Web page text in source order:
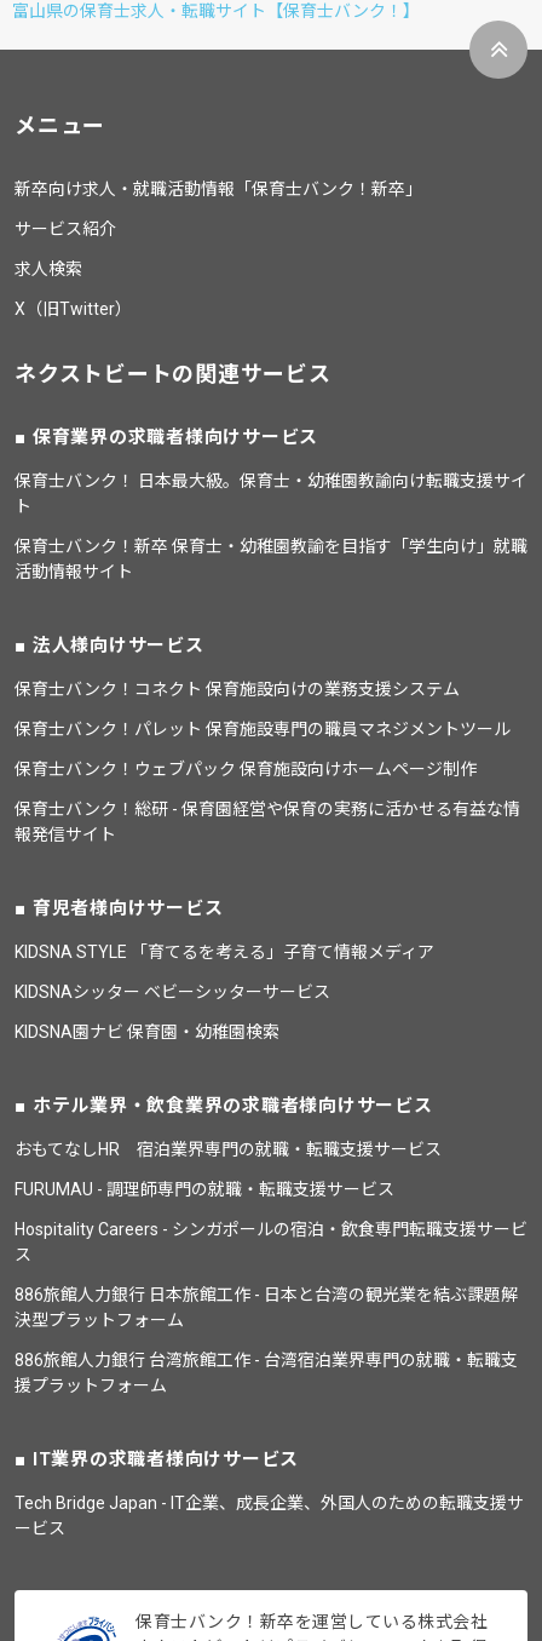
富山県の保育士求人・転職サイト【保育士バンク！】
メニュー
新卒向け求人・就職活動情報「保育士バンク！新卒」
サービス紹介
求人検索
X（旧Twitter）
ネクストビートの関連サービス
保育業界の求職者様向けサービス
保育士バンク！ 日本最大級。保育士・幼稚園教諭向け転職支援サイ
ト
保育士バンク！新卒 保育士・幼稚園教諭を目指す「学生向け」就職
活動情報サイト
法人様向けサービス
保育士バンク！コネクト 保育施設向けの業務支援システム
保育士バンク！パレット 保育施設専門の職員マネジメントツール
保育士バンク！ウェブパック 保育施設向けホームページ制作
保育士バンク！総研 - 保育園経営や保育の実務に活かせる有益な情
報発信サイト
育児者様向けサービス
KIDSNA STYLE 「育てるを考える」子育て情報メディア
KIDSNAシッター ベビーシッターサービス
KIDSNA園ナビ 保育園・幼稚園検索
ホテル業界・飲食業界の求職者様向けサービス
おもてなしHR 宿泊業界専門の就職・転職支援サービス
FURUMAU - 調理師専門の就職・転職支援サービス
Hospitality Careers - シンガポールの宿泊・飲食専門転職支援サービ
ス
886旅館人力銀行 日本旅館工作 - 日本と台湾の観光業を結ぶ課題解
決型プラットフォーム
886旅館人力銀行 台湾旅館工作 - 台湾宿泊業界専門の就職・転職支
援プラットフォーム
IT業界の求職者様向けサービス
Tech Bridge Japan - IT企業、成長企業、外国人のための転職支援サ
ービス
保育士バンク！新卒を運営している株式会社